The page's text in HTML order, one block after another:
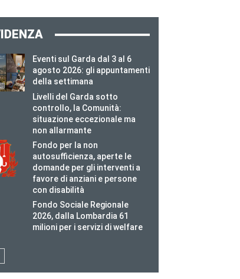
Eventi sul Garda dal 3 al 6
agosto 2026: gli appuntamenti
della settimana
Livelli del Garda sotto
controllo, la Comunità:
situazione eccezionale ma
non allarmante
Fondo per la non
autosufficienza, aperte le
domande per gli interventi a
favore di anziani e persone
con disabilità
Fondo Sociale Regionale
2026, dalla Lombardia 61
milioni per i servizi di welfare